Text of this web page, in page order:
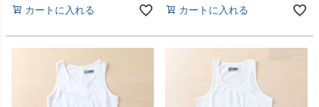
カートに入れる カートに入れる